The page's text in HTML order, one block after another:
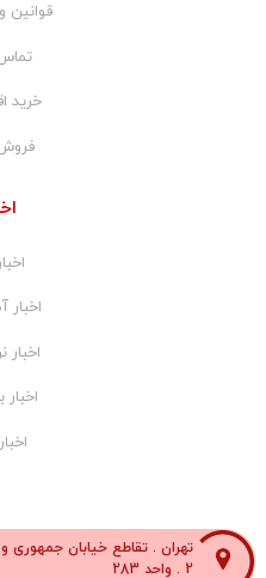
قوانین
خرید
اخبار
اخبار
اخبار
تهران . تقاطع خیابان جمهوری
2 . واحد 283